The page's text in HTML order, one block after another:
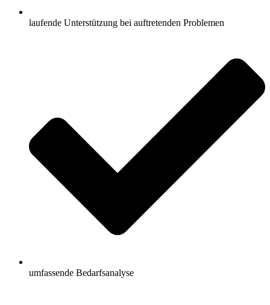
laufende Unterstützung bei auftretenden Problemen
umfassende Bedarfsanalyse